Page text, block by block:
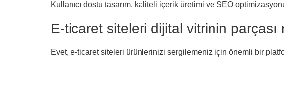
Kullanıcı dostu tasarım, kaliteli içerik üretimi ve SEO
E-ticaret siteleri dijital vitrinin parçası
Evet, e-ticaret siteleri ürünlerinizi sergilemeniz için önemli bir